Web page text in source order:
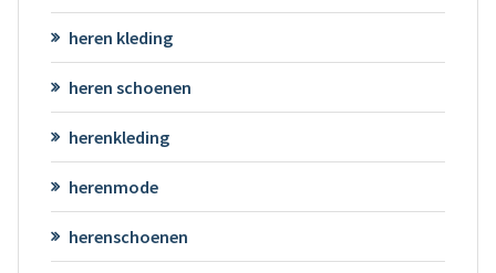
heren kleding
heren schoenen
herenkleding
herenmode
herenschoenen